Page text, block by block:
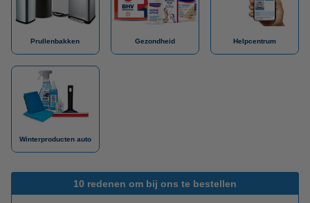
Prullenbakken Gezondheid Helpcentrum
Winterproducten auto
10 redenen om bij ons te bestellen